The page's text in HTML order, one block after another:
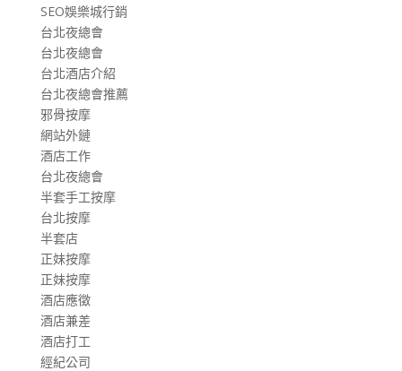
SEO娛樂城行銷
台北夜總會
台北夜總會
台北酒店介紹
台北夜總會推薦
邪骨按摩
網站外鏈
酒店工作
台北夜總會
半套手工按摩
台北按摩
半套店
正妹按摩
正妹按摩
酒店應徵
酒店兼差
酒店打工
經紀公司